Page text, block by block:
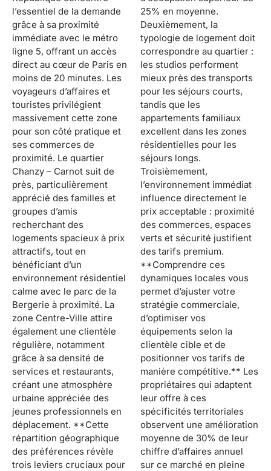
l’essentiel de la demande
grâce à sa proximité
immédiate avec le métro
ligne 5, offrant un accès
direct au cœur de Paris en
moins de 20 minutes. Les
voyageurs d’affaires et
touristes privilégient
massivement cette zone
pour son côté pratique et
ses commerces de
proximité. Le quartier
Chanzy – Carnot suit de
près, particulièrement
apprécié des familles et
groupes d’amis
recherchant des
logements spacieux à prix
attractifs, tout en
bénéficiant d’un
environnement résidentiel
calme avec le parc de la
Bergerie à proximité. La
zone Centre-Ville attire
également une clientèle
régulière, notamment
grâce à sa densité de
services et restaurants,
créant une atmosphère
urbaine appréciée des
jeunes professionnels en
déplacement. **Cette
répartition géographique
des préférences révèle
trois leviers cruciaux pour
25% en moyenne.
Deuxièmement, la
typologie de logement doit
correspondre au quartier :
les studios performent
mieux près des transports
pour les séjours courts,
tandis que les
appartements familiaux
excellent dans les zones
résidentielles pour les
séjours longs.
Troisièmement,
l’environnement immédiat
influence directement le
prix acceptable : proximité
des commerces, espaces
verts et sécurité justifient
des tarifs premium.
**Comprendre ces
dynamiques locales vous
permet d’ajuster votre
stratégie commerciale,
d’optimiser vos
équipements selon la
clientèle cible et de
positionner vos tarifs de
manière compétitive.** Les
propriétaires qui adaptent
leur offre à ces
spécificités territoriales
observent une amélioration
moyenne de 30% de leur
chiffre d’affaires annuel
sur ce marché en pleine